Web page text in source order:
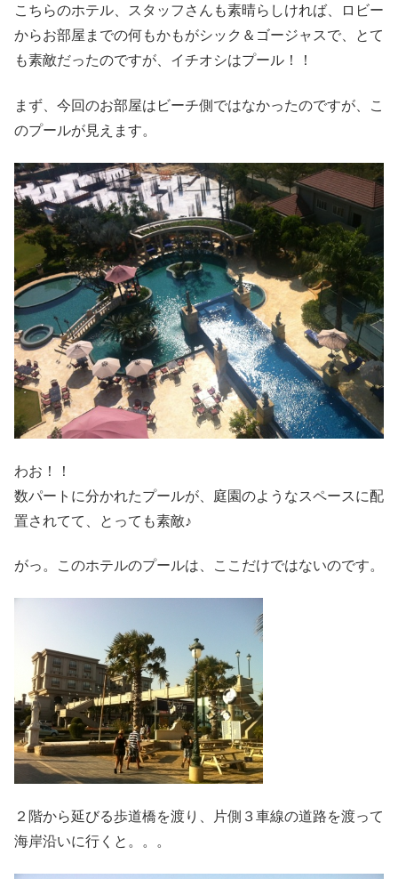
こちらのホテル、スタッフさんも素晴らしければ、ロビー
からお部屋までの何もかもがシック＆ゴージャスで、とて
も素敵だったのですが、イチオシはプール！！
まず、今回のお部屋はビーチ側ではなかったのですが、こ
のプールが見えます。
わお！！
数パートに分かれたプールが、庭園のようなスペースに配
置されてて、とっても素敵♪
がっ。このホテルのプールは、ここだけではないのです。
２階から延びる歩道橋を渡り、片側３車線の道路を渡って
海岸沿いに行くと。。。